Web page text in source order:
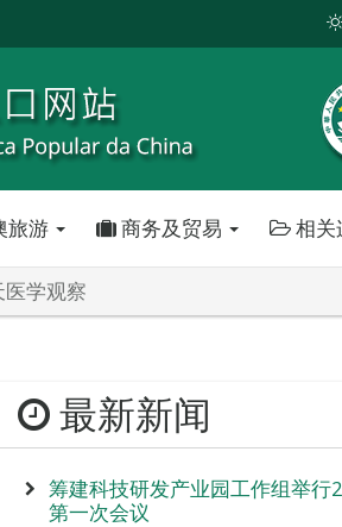
旅游 商务及贸易 相关
学观察
最新新闻
筹建科技研发产业园工作组举行
第一次会议